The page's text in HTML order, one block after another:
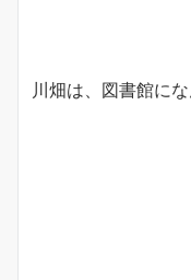
川畑は、図書館に